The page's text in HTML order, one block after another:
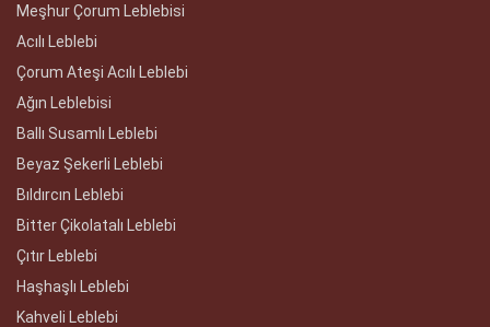
Meşhur Çorum Leblebisi
Acılı Leblebi
Çorum Ateşi Acılı Leblebi
Ağın Leblebisi
Ballı Susamlı Leblebi
Beyaz Şekerli Leblebi
Bıldırcın Leblebi
Bitter Çikolatalı Leblebi
Çıtır Leblebi
Haşhaşlı Leblebi
Kahveli Leblebi